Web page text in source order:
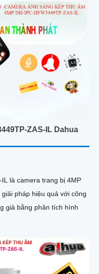
ZAS-IL Dahua
là camera trang bị 4MP
pháp hiệu quả với công
giả bằng phân tích hình